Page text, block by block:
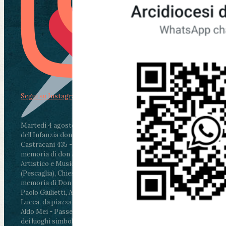
Martedì 4 agosto2026
ore 11:30 - Lucca, Scuola
dell’Infanzia don Aldo Mei - Viale Castruccio
Castracani 435 - Inaugurazione murales in
memoria di don Aldo Mei curato dal Liceo
Artistico e Musicale “Passaglia”
ore 18 - Fiano
(Pescaglia), Chiesa parrocchiale - Messa in
memoria di Don Aldo Mei celebrata da mons.
Paolo Giulietti, Arcivescovo di Lucca
ore 20.30 -
Lucca, da piazza San Michele al Cippo di don
Aldo Mei - Passeggiata della Memoria in alcuni
dei luoghi simbolo della città. Ritrovo alle ore
Segui su Instagram